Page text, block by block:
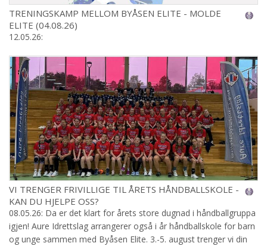
TRENINGSKAMP MELLOM BYÅSEN ELITE - MOLDE
ELITE (04.08.26)
12.05.26:
VI TRENGER FRIVILLIGE TIL ÅRETS HÅNDBALLSKOLE -
KAN DU HJELPE OSS?
08.05.26: Da er det klart for årets store dugnad i håndballgruppa
igjen! Aure Idrettslag arrangerer også i år håndballskole for barn
og unge sammen med Byåsen Elite. 3.-5. august trenger vi din